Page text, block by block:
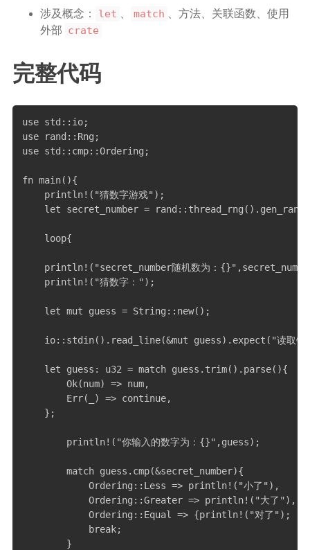
涉及概念：
let match
、方法、关联函数、使用
外部 crate
完整代码
use std::io;
use rand::Rng;
use std::cmp::Ordering;
fn main(){
    println!("猜数字游戏");
let secret_number =
    loop{
println!("secret_number随机数为：
    println!("猜数字：");
    let mut guess = String::new();
io::stdin().read_line(&mut guess).expect("读取错
    let guess: u32 = match guess.trim().parse(){
        Ok(num) => num,
        Err(_) => continue,
    };
        println!("你输入的数字为：{}",guess);
        match guess.cmp(&secret_number){
            Ordering::Less => println!("小了"),
            Ordering::Greater => println!("大了"),
            Ordering::Equal => {println!("对了");
            break;
        }
LeetCode
C++/C
信息安全
安卓开发
Git
城市信息学
归档
标签云